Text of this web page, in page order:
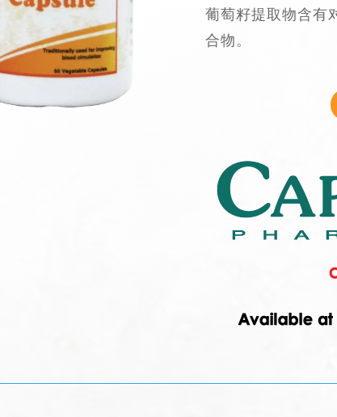
葡萄籽提取物含有
合物。